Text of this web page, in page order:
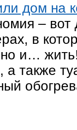
дом на
– вот
в
и…
также